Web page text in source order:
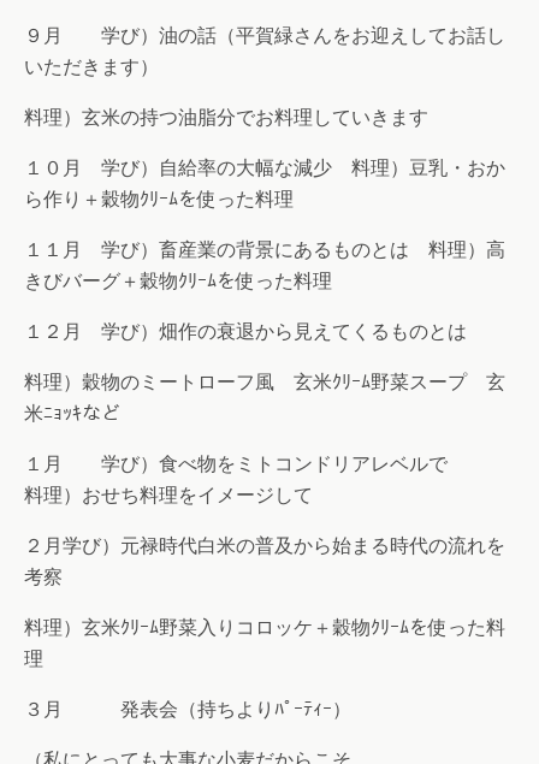
９月 学び）油の話（平賀緑さんをお迎えしてお話し
いただきます）
料理）玄米の持つ油脂分でお料理していきます
１０月 学び）自給率の大幅な減少 料理）豆乳・おか
ら作り＋穀物ｸﾘｰﾑを使った料理
１１月 学び）畜産業の背景にあるものとは 料理）高
きびバーグ＋穀物ｸﾘｰﾑを使った料理
１２月 学び）畑作の衰退から見えてくるものとは
料理）穀物のミートローフ風 玄米ｸﾘｰﾑ野菜スープ 玄
米ﾆｮｯｷなど
１月 学び）食べ物をミトコンドリアレベルで
料理）おせち料理をイメージして
２月学び）元禄時代白米の普及から始まる時代の流れを
考察
料理）玄米ｸﾘｰﾑ野菜入りコロッケ＋穀物ｸﾘｰﾑを使った料
理
３月 発表会（持ちよりﾊﾟｰﾃｨｰ）